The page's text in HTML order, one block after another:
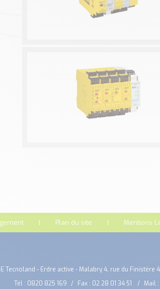
Plan du site Mentions
Tecnoland - Erdre active - Malabry 4, rue du Finistère
Tél : 0820 825 169 Fax : 02 28 01 34 51 Mail :